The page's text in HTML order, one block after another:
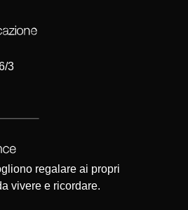
3
regalare ai propri
vivere e ricordare.